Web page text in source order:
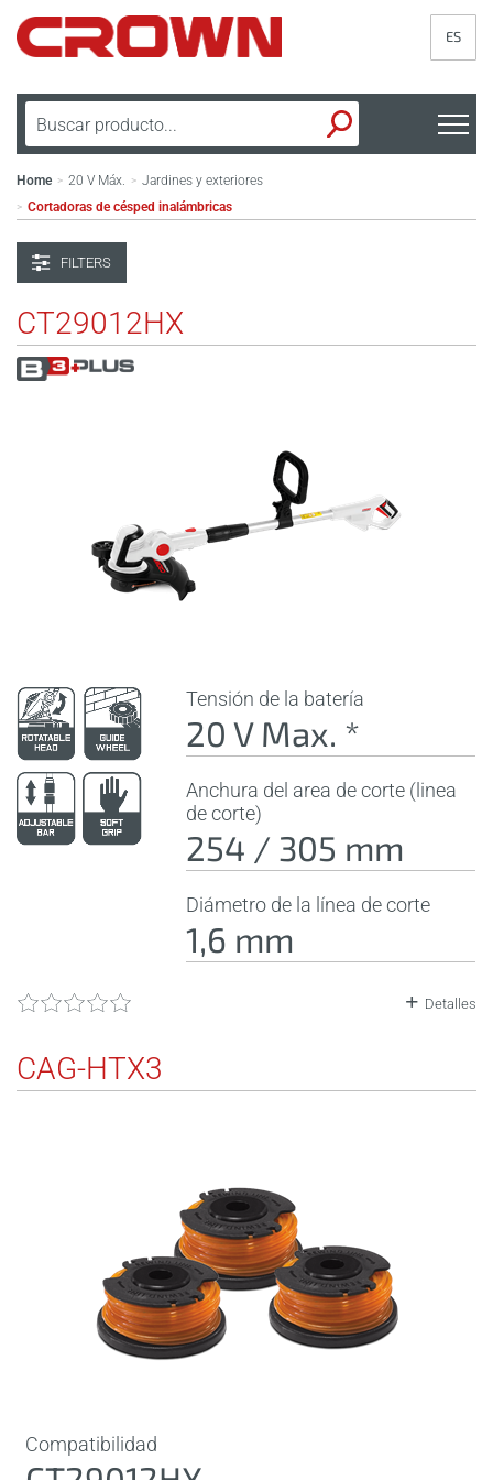
ES
Home > 20 V Máx. > Jardines y exteriores
> Cortadoras de césped inalámbricas
FILTERS
CT29012HX
Tensión de la batería
20 V Max. *
Anchura del area de corte (linea
de corte)
254 / 305 mm
Diámetro de la línea de corte
1,6 mm
Detalles
CAG-HTX3
Compatibilidad